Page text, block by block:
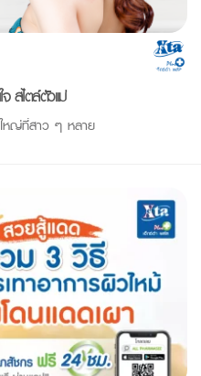
สไตล์ตัวแม่
หญ่ที่สาว ๆ หลาย